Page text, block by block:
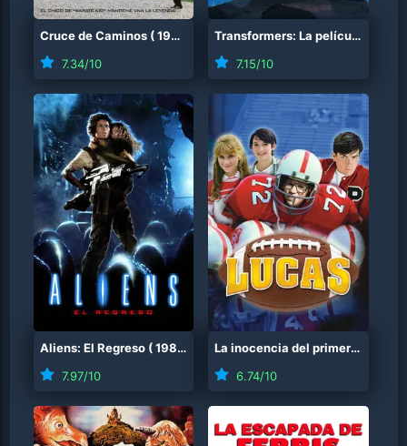
Cruce de Caminos (1986
7.34/10
Transformers: La película
7.15/10
Aliens: El Regreso (1986 )
7.97/10
La inocencia del primer amor
6.74/10